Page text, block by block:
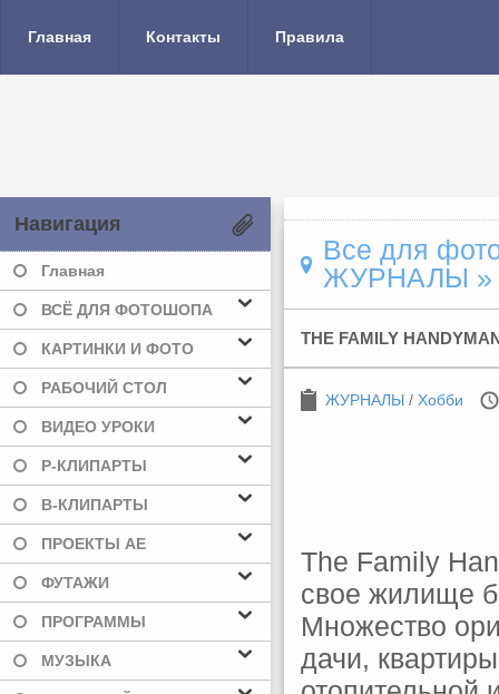
Главная Контакты Правила
Навигация
Главная
ВСЁ ДЛЯ ФОТОШОПА
КАРТИНКИ И ФОТО
РАБОЧИЙ СТОЛ
ВИДЕО УРОКИ
Р-КЛИПАРТЫ
В-КЛИПАРТЫ
ПРОЕКТЫ AE
ФУТАЖИ
ПРОГРАММЫ
МУЗЫКА
Все для
ЖУРНАЛЫ
THE FAMILY
ЖУРНАЛЫ / Хобби
The Family
свое жилище
Множество
дачи,